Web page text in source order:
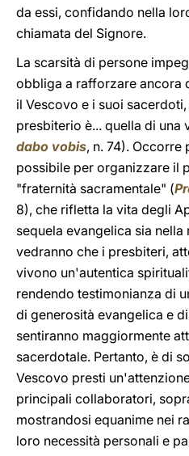
da essi, confidando nella
chiamata del Signore.
La scarsità di persone
obbliga a rafforzare ancora
il Vescovo e i suoi
presbiterio è... quella di una
dabo vobis, n. 74). Occorre
possibile per organizzare il
"fraternità sacramentale" (
8), che rifletta la vita degli
sequela evangelica sia nella
vedranno che i presbiteri,
vivono un'autentica
rendendo testimonianza di
di generosità evangelica e
sentiranno maggiormente
sacerdotale. Pertanto, è di
Vescovo presti
principali collaboratori,
mostrandosi equanime nei
loro necessità personali e